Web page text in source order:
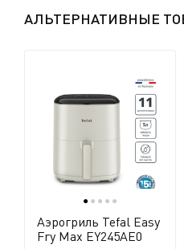
АЛЬТЕРНАТИВНЫЕ
● ● ● ● ●
Аэрогриль Tefal Easy
Fry Max EY245AE0